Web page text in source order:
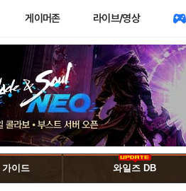
게이머존 라이브/영상
이드 와일즈 DB